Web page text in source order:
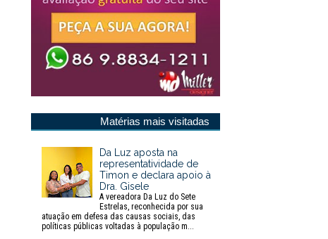
Matérias mais visitadas
Da Luz aposta na
representatividade de
Timon e declara apoio à
Dra. Gisele
A vereadora Da Luz do Sete
Estrelas, reconhecida por sua
atuação em defesa das causas sociais, das
políticas públicas voltadas à população m...